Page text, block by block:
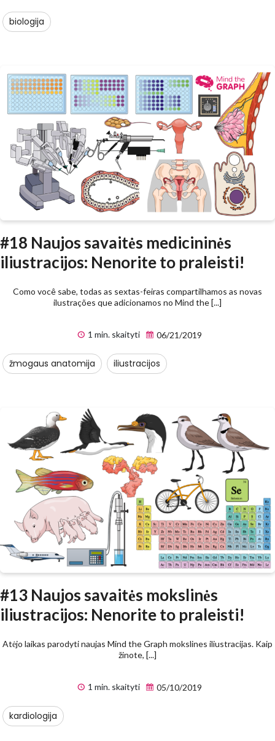
biologija
#18 Naujos savaitės medicininės
iliustracijos: Nenorite to praleisti!
Como você sabe, todas as sextas-feiras compartilhamos as novas
ilustrações que adicionamos no Mind the [...]
1 min. skaityti 06/21/2019
žmogaus anatomija iliustracijos
#13 Naujos savaitės mokslinės
iliustracijos: Nenorite to praleisti!
Atėjo laikas parodyti naujas Mind the Graph mokslines iliustracijas. Kaip
žinote, [...]
1 min. skaityti 05/10/2019
kardiologija